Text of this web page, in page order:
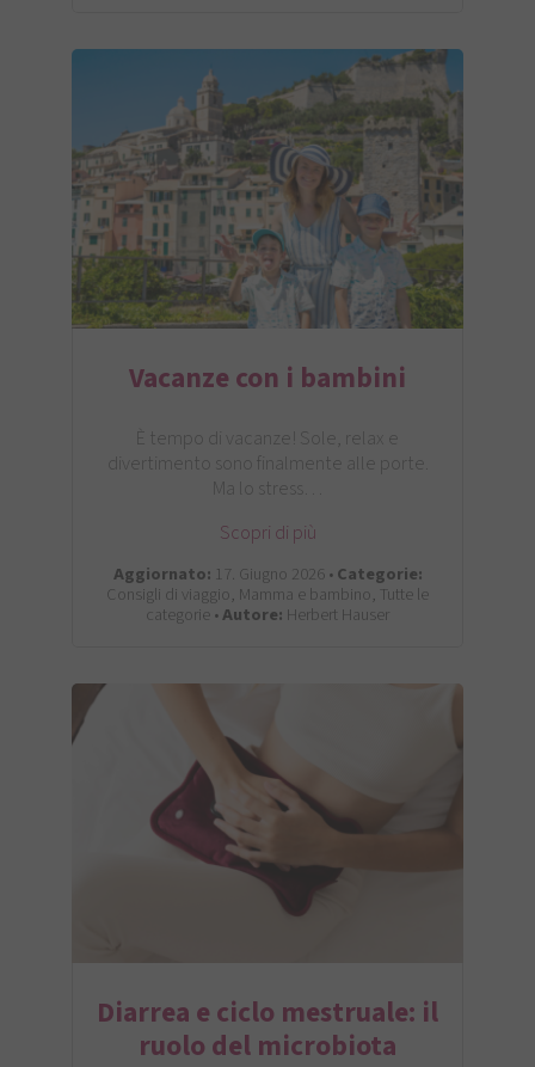
Vacanze con i bambini
È tempo di vacanze! Sole, relax e
divertimento sono finalmente alle porte.
Ma lo stress…
Scopri di più
Aggiornato: 17. Giugno 2026 •Categorie:
Consigli di viaggio, Mamma e bambino, Tutte le
categorie •Autore: Herbert Hauser
Diarrea e ciclo mestruale: il
ruolo del microbiota